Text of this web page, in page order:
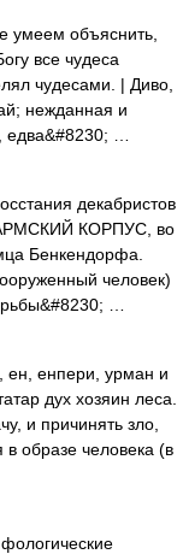
умеем объяснить,
все чудеса
чудесами. | Диво,
нежданная и
едва&#8230; …
декабристов
КОРПУС, во
Бенкендорфа.
человек)
…
ен, енпери, урман и
дух хозяин леса.
и причинять зло,
в образе человека (в